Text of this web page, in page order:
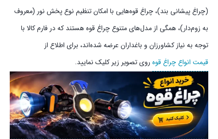
(چراغ پیشانی بند)، چراغ قوه‌هایی با امکان تنظیم نوع پخش نور (معروف
به زوم‌دار)، همگی از مدل‌های متنوع چراغ قوه هستند که در فارم کالا با
توجه به نیاز کشاورزان و باغداران عرضه شده‌اند، برای اطلاع از
قیمت انواع چراغ قوه روی تصویر زیر کلیک نمایید.